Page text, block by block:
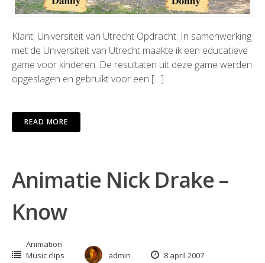
Klant: Universiteit van Utrecht Opdracht: In samenwerking
met de Universiteit van Utrecht maakte ik een educatieve
game voor kinderen. De resultaten uit deze game werden
opgeslagen en gebruikt voor een […]
READ MORE
Animatie Nick Drake –
Know
Animation
Music clips
admin 8 april 2007